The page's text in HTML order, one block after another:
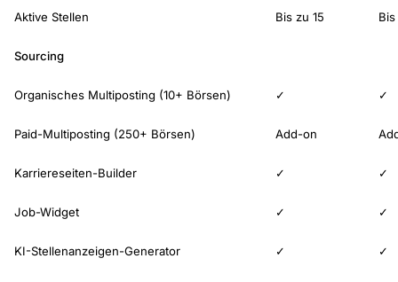
Aktive Stellen Bis zu 15 Bis
Sourcing
Organisches Multiposting (10+ Börsen) ✓ ✓
Paid-Multiposting (250+ Börsen) Add-on
Karriereseiten-Builder ✓ ✓
Job-Widget ✓ ✓
KI-Stellenanzeigen-Generator ✓ ✓